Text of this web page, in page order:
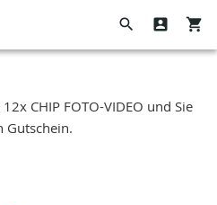
Direkt
zum
Suche
CHIP FOTO-VIDEO und Sie
Gutschein.